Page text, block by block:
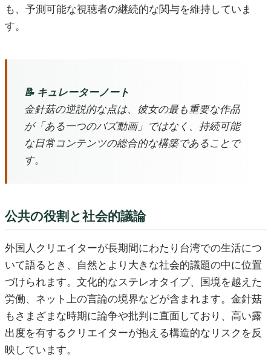
も、予測可能な視聴者の継続的な関与を維持していま
す。
📝 キュレーターノート
金針菇の逆説的な点は、彼女の最も重要な作品
が「ある一つのバズ動画」ではなく、持続可能
な日常コンテンツの総合的な構築であることで
す。
公共の役割と社会的議論
外国人クリエイターが長期間にわたり台湾での生活につ
いて語るとき、自然とより大きな社会的議題の中に位置
づけられます。文化的なステレオタイプ、国境を越えた
労働、ネット上の言論の境界などが含まれます。金針菇
もさまざまな時期に論争や批判に直面しており、高い露
出度を有するクリエイターが抱える構造的なリスクを反
映しています。